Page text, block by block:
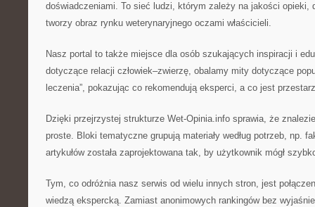
doświadczeniami. To sieć ludzi, którym zależy na jakości opieki,
tworzy obraz rynku weterynaryjnego oczami właścicieli.
Nasz portal to także miejsce dla osób szukających inspiracji i
dotyczące relacji człowiek–zwierzę, obalamy mity dotyczące
leczenia”, pokazując co rekomendują eksperci, a co jest
Dzięki przejrzystej strukturze Wet-Opinia.info sprawia, że
proste. Bloki tematyczne grupują materiały według potrzeb, np.
artykułów została zaprojektowana tak, by użytkownik mógł
Tym, co odróżnia nasz serwis od wielu innych stron, jest
wiedzą ekspercką. Zamiast anonimowych rankingów bez